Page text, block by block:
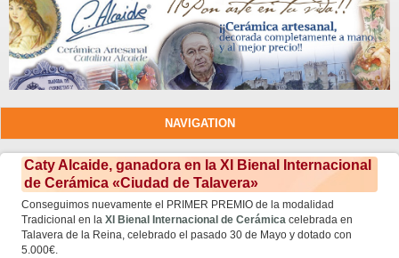
NAVIGATION
Caty Alcaide, ganadora en la XI Bienal Internacional
de Cerámica «Ciudad de Talavera»
Conseguimos nuevamente el PRIMER PREMIO de la modalidad
Tradicional en laXI Bienal Internacional de Cerámica celebrada en
Talavera de la Reina, celebrado el pasado 30 de Mayo y dotado con
5.000€.